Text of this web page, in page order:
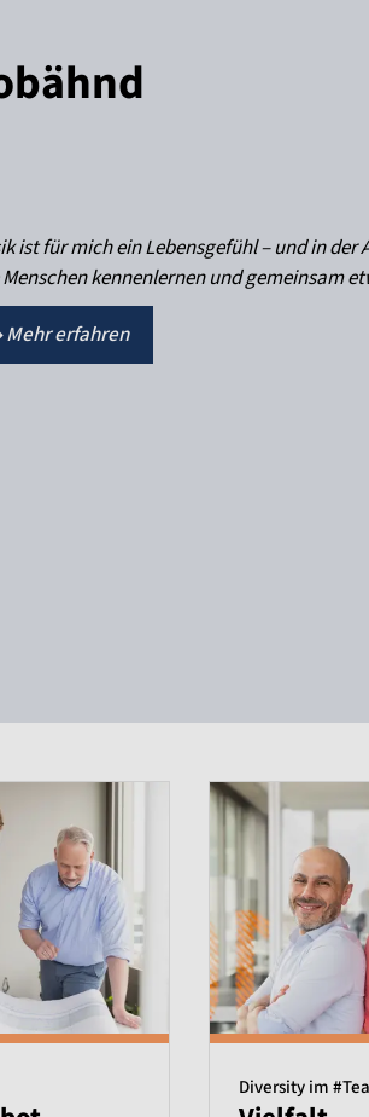
ist für mich ein Lebensgefühl – und in
kennenlernen und gemeinsam
Mehr erfahren
Diversity im